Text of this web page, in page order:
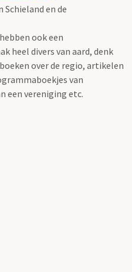
en de
ook een
heel divers van aard, denk
over de regio, artikelen
van
een vereniging etc.